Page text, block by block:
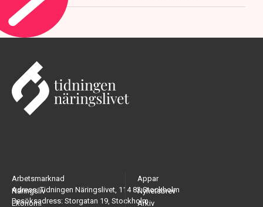
Adress: Tidningen Näringslivet, 114 82 Stockholm
Besöksadress: Storgatan 19, Stockholm
Arbetsmarknad
Näringsliv
Ekonomi
Appar
Nyhetsbrev
Arkiv